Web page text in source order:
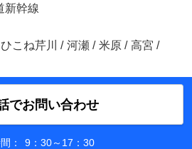
新幹線
ひこね芹川 / 河瀬 / 米原 / 高宮 /
でお問い合わせ
：
9：30～17：30